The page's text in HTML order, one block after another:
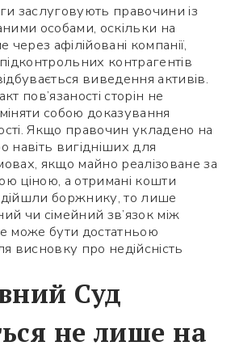
заслуговують правочини із
особами, оскільки на
через афілійовані компанії,
контрагентів
виведення активів.
пов’язаності сторін не
собою доказування
Якщо правочин укладено на
навіть вигідніших для
якщо майно реалізоване за
ціною, а отримані кошти
боржнику, то лише
чи сімейний зв’язок між
може бути достатньою
висновку про недійсність
Суд
не лише на